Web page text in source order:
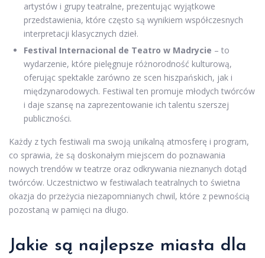
artystów i grupy teatralne, prezentując wyjątkowe
przedstawienia, które często są wynikiem współczesnych
interpretacji klasycznych dzieł.
Festival Internacional de Teatro w Madrycie – to
wydarzenie, które pielęgnuje różnorodność kulturową,
oferując spektakle zarówno ze scen hiszpańskich, jak i
międzynarodowych. Festiwal ten promuje młodych twórców
i daje szansę na zaprezentowanie ich talentu szerszej
publiczności.
Każdy z tych festiwali ma swoją unikalną atmosferę i program,
co sprawia, że są doskonałym miejscem do poznawania
nowych trendów w teatrze oraz odkrywania nieznanych dotąd
twórców. Uczestnictwo w festiwalach teatralnych to świetna
okazja do przeżycia niezapomnianych chwil, które z pewnością
pozostaną w pamięci na długo.
Jakie są najlepsze miasta dla